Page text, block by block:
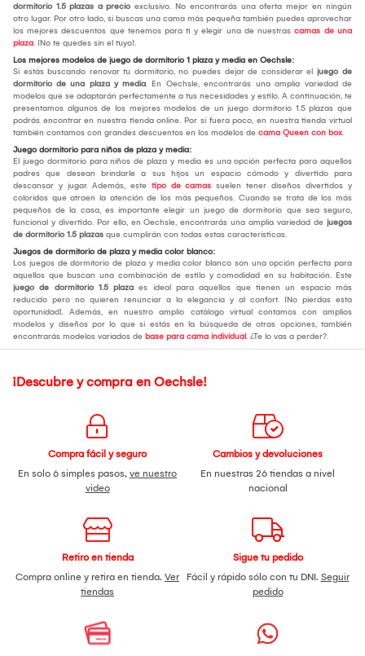
dormitorio 1.5 plazas a precio exclusivo. No encontrarás una oferta mejor en ningún
otro lugar. Por otro lado, si buscas una cama más pequeña también puedes aprovechar
los mejores descuentos que tenemos para ti y elegir una de nuestras camas de una
plaza. ¡No te quedes sin el tuyo!.
Los mejores modelos de juego de dormitorio 1 plaza y media en Oechsle:
Si estás buscando renovar tu dormitorio, no puedes dejar de considerar el juego de
dormitorio de una plaza y media. En Oechsle, encontrarás una amplia variedad de
modelos que se adaptarán perfectamente a tus necesidades y estilo. A continuación, te
presentamos algunos de los mejores modelos de un juego dormitorio 1.5 plazas que
podrás encontrar en nuestra tienda online. Por si fuera poco, en nuestra tienda virtual
también contamos con grandes descuentos en los modelos de cama Queen con box.
Juego dormitorio para niños de plaza y media:
El juego dormitorio para niños de plaza y media es una opción perfecta para aquellos
padres que desean brindarle a sus hijos un espacio cómodo y divertido para
descansar y jugar. Además, este tipo de camas suelen tener diseños divertidos y
coloridos que atraen la atención de los más pequeños. Cuando se trata de los más
pequeños de la casa, es importante elegir un juego de dormitorio que sea seguro,
funcional y divertido. Por ello, en Oechsle, encontrarás una amplia variedad de juegos
de dormitorio 1.5 plazas que cumplirán con todas estas características.
Juegos de dormitorio de plaza y media color blanco:
Los juegos de dormitorio de plaza y media color blanco son una opción perfecta para
aquellos que buscan una combinación de estilo y comodidad en su habitación. Este
juego de dormitorio 1.5 plaza es ideal para aquellos que tienen un espacio más
reducido pero no quieren renunciar a la elegancia y al confort. ¡No pierdas esta
oportunidad!. Además, en nuestro amplio catálogo virtual contamos con amplios
modelos y diseños por lo que si estás en la búsqueda de otras opciones, también
encontrarás modelos variados de base para cama individual. ¿Te lo vas a perder?.
¡Descubre y compra en Oechsle!
Compra fácil y seguro
En solo 6 simples pasos, ve nuestro
video
Cambios y devoluciones
En nuestras 26 tiendas a nivel
nacional
Retiro en tienda
Compra online y retira en tienda. Ver
tiendas
Sigue tu pedido
Fácil y rápido sólo con tu DNI. Seguir
pedido